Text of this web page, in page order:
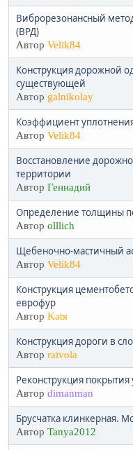
Виброрезонансный
(ВРД)
Автор Velik84
Конструкция дорожной
существующей
Автор galnikolay
Коэффициент
Автор Velik84
Восстановление
территории
Автор Геннадий
Определение толщины
Автор olllich
Щебеночно-мастичный
Автор Velik84
Конструкция
еврофур
Автор Katя
Конструкция дороги в
Автор raivola
Реконструкция
Автор dimanman
Брусчатка клинкерная.
Автор Tanya2012